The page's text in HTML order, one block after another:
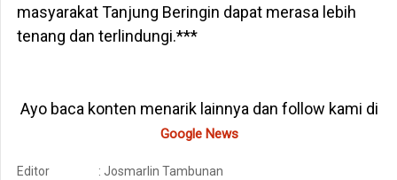
masyarakat Tanjung Beringin dapat merasa lebih
tenang dan terlindungi.***
Ayo baca konten menarik lainnya dan follow kami di
Google News
Editor : Josmarlin Tambunan